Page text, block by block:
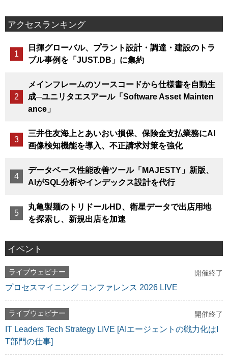
アクセスランキング
日揮グローバル、プラント設計・調達・建設のトラ
ブル事例を「JUST.DB」に集約
メインフレームのソースコードから仕様書を自動生
成─ユニリタエスアール「Software Asset Mainten
ance」
三井住友海上とあいおい損保、保険金支払業務にAI
画像検知機能を導入、不正請求対策を強化
データベース性能改善ツール「MAJESTY」新版、
AIがSQL分析やインデックス設計を代行
丸亀製麺のトリドールHD、衛星データで出店用地
を探索し、新規出店を加速
イベント
ライブウェビナー 開催終了
プロセスマイニング コンファレンス 2026 LIVE
ライブウェビナー 開催終了
IT Leaders Tech Strategy LIVE [AIエージェントの戦力化はI
T部門の仕事]